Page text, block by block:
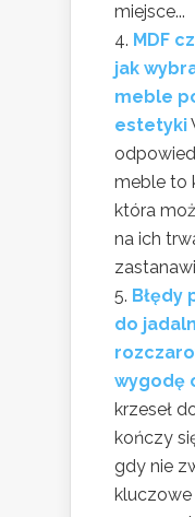
miejsce...
MDF
jak
meble
estetyki
meble to
która
na ich
Błędy
do
wygodę
krzeseł
kończy
gdy nie
kluczowe